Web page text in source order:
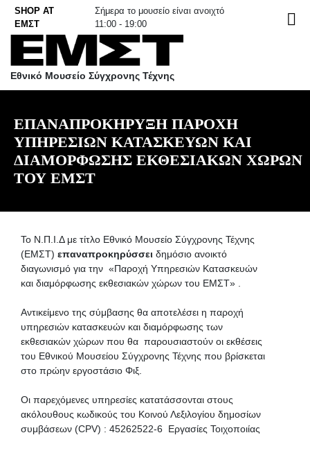
Skip
content
SHOP AT
ΕΜΣΤ
Σήμερα το μουσείο είναι ανοιχτό
11:00 - 19:00
EN
Εθνικό Μουσείο Σύγχρονης Τέχνης
ΕΠΑΝΑΠΡΟΚΗΡΥΞΗ ΠΑΡΟΧΗ
ΥΠΗΡΕΣΙΩΝ ΚΑΤΑΣΚΕΥΩΝ ΚΑΙ
ΔΙΑΜΟΡΦΩΣΗΣ ΕΚΘΕΣΙΑΚΩΝ ΧΩΡΩΝ
ΤΟΥ ΕΜΣΤ
To Ν.Π.Ι.Δ με τίτλο Εθνικό Μουσείο Σύγχρονης Τέχνης
(ΕΜΣΤ) επαναπροκηρύσσει δημόσιο ανοικτό
διαγωνισμό για την «Παροχή Υπηρεσιών Κατασκευών
και διαμόρφωσης εκθεσιακών χώρων του ΕΜΣΤ» .
Αντικείμενο της σύμβασης θα αποτελέσει η παροχή
υπηρεσιών κατασκευών και διαμόρφωσης των
εκθεσιακών χώρων που θα παρουσιαστούν οι εκθέσεις
του Εθνικού Μουσείου Σύγχρονης Τέχνης που βρίσκεται
στο πρώην εργοστάσιο Φιξ.
Οι παρεχόμενες υπηρεσίες κατατάσσονται στους
ακόλουθους κωδικούς του Κοινού Λεξιλογίου δημοσίων
συμβάσεων (CPV) : 45262522-6 Εργασίες Τοιχοποιίας